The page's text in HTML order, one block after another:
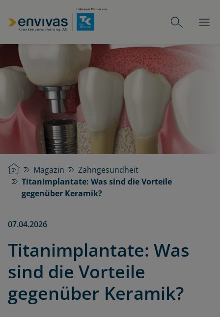
StartseiteMagazin
Zahngesundheit
Titanimplantate: Was sind die Vorteile
gegenüber Keramik?
07.04.2026
Titanimplantate: Was
sind die Vorteile
gegenüber Keramik?